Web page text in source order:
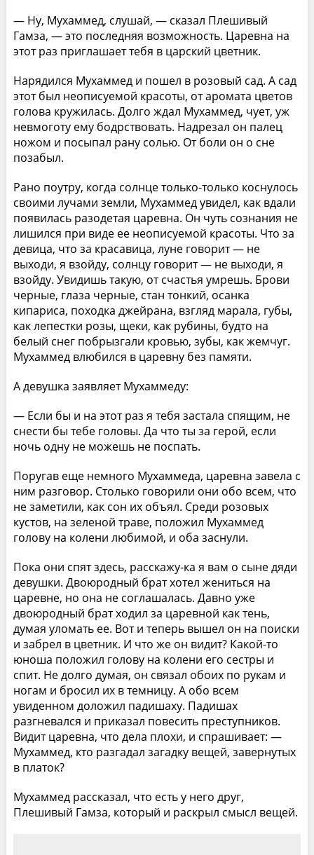
— Ну, Мухаммед, слушай, — сказал Плешивый
Гамза, — это последняя возможность. Царевна на
этот раз приглашает тебя в царский цветник.
Нарядился Мухаммед и пошел в розовый сад. А сад
этот был неописуемой красоты, от аромата цветов
голова кружилась. Долго ждал Мухаммед, чует, уж
невмоготу ему бодрствовать. Надрезал он палец
ножом и посыпал рану солью. От боли он о сне
позабыл.
Рано поутру, когда солнце только-только коснулось
своими лучами земли, Мухаммед увидел, как вдали
появилась разодетая царевна. Он чуть сознания не
лишился при виде ее неописуемой красоты. Что за
девица, что за красавица, луне говорит — не
выходи, я взойду, солнцу говорит — не выходи, я
взойду. Увидишь такую, от счастья умрешь. Брови
черные, глаза черные, стан тонкий, осанка
кипариса, походка джейрана, взгляд марала, губы,
как лепестки розы, щеки, как рубины, будто на
белый снег побрызгали кровью, зубы, как жемчуг.
Мухаммед влюбился в царевну без памяти.
А девушка заявляет Мухаммеду:
— Если бы и на этот раз я тебя застала спящим, не
снести бы тебе головы. Да что ты за герой, если
ночь одну не можешь не поспать.
Поругав еще немного Мухаммеда, царевна завела с
ним разговор. Столько говорили они обо всем, что
не заметили, как сон их объял. Среди розовых
кустов, на зеленой траве, положил Мухаммед
голову на колени любимой, и оба заснули.
Пока они спят здесь, расскажу-ка я вам о сыне дяди
девушки. Двоюродный брат хотел жениться на
царевне, но она не соглашалась. Давно уже
двоюродный брат ходил за царевной как тень,
думая уломать ее. Вот и теперь вышел он на поиски
и забрел в цветник. И что же он видит? Какой-то
юноша положил голову на колени его сестры и
спит. Не долго думая, он связал обоих по рукам и
ногам и бросил их в темницу. А обо всем
увиденном доложил падишаху. Падишах
разгневался и приказал повесить преступников.
Видит царевна, что дела плохи, и спрашивает: —
Мухаммед, кто разгадал загадку вещей, завернутых
в платок?
Мухаммед рассказал, что есть у него друг,
Плешивый Гамза, который и раскрыл смысл вещей.